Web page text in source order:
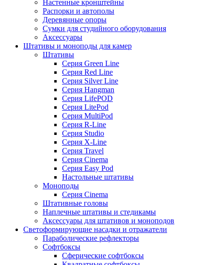
Настенные кронштейны
Распорки и автополы
Деревянные опоры
Сумки для студийного оборудования
Аксессуары
Штативы и моноподы для камер
Штативы
Серия Green Line
Серия Red Line
Серия Silver Line
Серия Hangman
Серия LifePOD
Серия LitePod
Серия MultiPod
Серия R-Line
Серия Studio
Серия X-Line
Серия Travel
Серия Cinema
Серия Easy Pod
Настольные штативы
Моноподы
Серия Cinema
Штативные головы
Наплечные штативы и стедикамы
Аксессуары для штативов и моноподов
Светоформирующие насадки и отражатели
Параболические рефлекторы
Софтбоксы
Сферические софтбоксы